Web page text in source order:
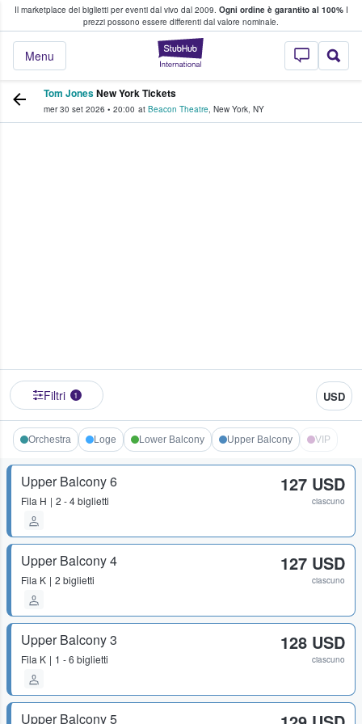
Il marketplace dei biglietti per eventi dal vivo dal 2009. Ogni ordine è garantito al 100%I
prezzi possono essere differenti dal valore nominale.
StubHub - Dove
Menu
fan comprano e vendono biglietti
Tom JonesNew York Tickets
mer 30 set 2026 • 20:00 at Beacon Theatre, New York, NY
Filtri 1 USD
Orchestra Loge Lower Balcony Upper Balcony VIP
Upper Balcony 6
Fila H 2 - 4 biglietti
127 USD
ciascuno
Upper Balcony 4
Fila K 2 biglietti
127 USD
ciascuno
Upper Balcony 3
Fila K 1 - 6 biglietti
128 USD
ciascuno
Upper Balcony 5